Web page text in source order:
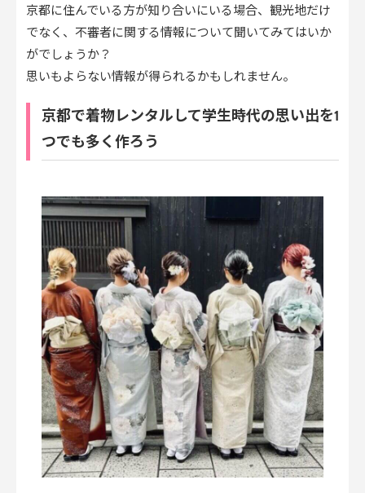
京都に住んでいる方が知り合いにいる場合、観光地だけ
でなく、不審者に関する情報について聞いてみてはいか
がでしょうか？
思いもよらない情報が得られるかもしれません。
京都で着物レンタルして学生時代の思い出を1
つでも多く作ろう